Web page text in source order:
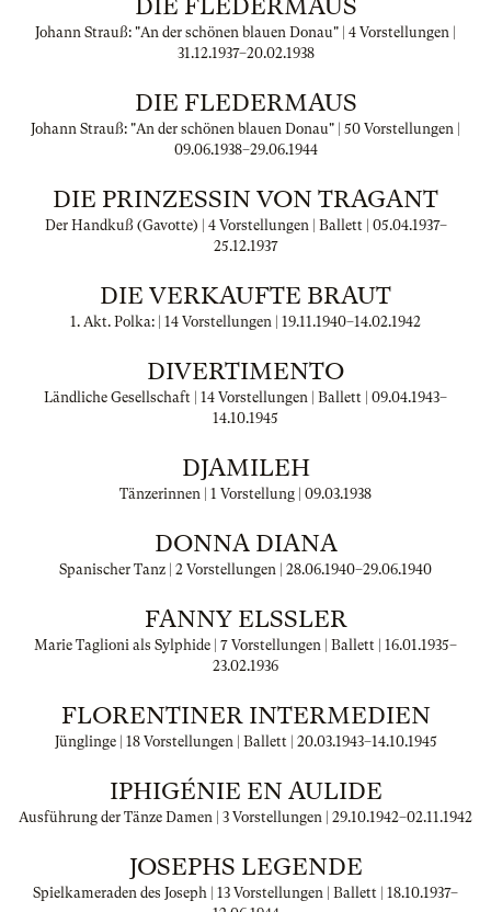
DIE FLEDERMAUS
Johann Strauß: "An der schönen blauen Donau" | 4 Vorstellungen |
31.12.1937–20.02.1938
DIE FLEDERMAUS
Johann Strauß: "An der schönen blauen Donau" | 50 Vorstellungen |
09.06.1938–29.06.1944
DIE PRINZESSIN VON TRAGANT
Der Handkuß (Gavotte) | 4 Vorstellungen | Ballett | 05.04.1937–
25.12.1937
DIE VERKAUFTE BRAUT
1. Akt. Polka: | 14 Vorstellungen | 19.11.1940–14.02.1942
DIVERTIMENTO
Ländliche Gesellschaft | 14 Vorstellungen | Ballett | 09.04.1943–
14.10.1945
DJAMILEH
Tänzerinnen | 1 Vorstellung | 09.03.1938
DONNA DIANA
Spanischer Tanz | 2 Vorstellungen | 28.06.1940–29.06.1940
FANNY ELSSLER
Marie Taglioni als Sylphide | 7 Vorstellungen | Ballett | 16.01.1935–
23.02.1936
FLORENTINER INTERMEDIEN
Jünglinge | 18 Vorstellungen | Ballett | 20.03.1943–14.10.1945
IPHIGÉNIE EN AULIDE
Ausführung der Tänze Damen | 3 Vorstellungen | 29.10.1942–02.11.1942
JOSEPHS LEGENDE
Spielkameraden des Joseph | 13 Vorstellungen | Ballett | 18.10.1937–